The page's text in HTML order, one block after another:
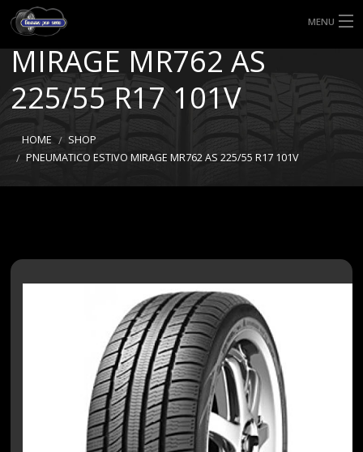
MENU
HOME
TIPI DI GOMME
MISURE GOMME
PNEUMATICO ESTIVO
MIRAGE MR762 AS
225/55 R17 101V
HOME
SHOP
PNEUMATICO ESTIVO MIRAGE MR762 AS 225/55 R17 101V